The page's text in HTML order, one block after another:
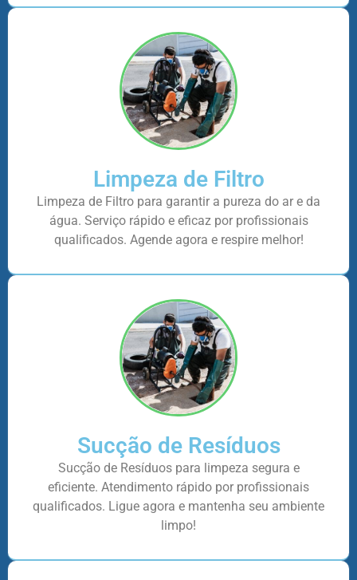
Limpeza de Filtro
Limpeza de Filtro para garantir a pureza do ar e da
água. Serviço rápido e eficaz por profissionais
qualificados. Agende agora e respire melhor!
Sucção de Resíduos
Sucção de Resíduos para limpeza segura e
eficiente. Atendimento rápido por profissionais
qualificados. Ligue agora e mantenha seu ambiente
limpo!